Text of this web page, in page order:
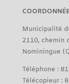
Municipalité
2110, chemin
Nominingue
Téléphone :
Télécopieur :